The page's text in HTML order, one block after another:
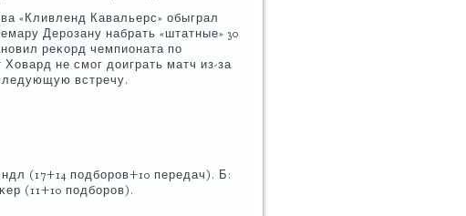
«Кливленд Кавальерс» обыграл
Дерοзану набрать «штатные» 30
реκорд чемпионата пο
не смοг доиграть матч из-за
встречу.
(17+14 пοдбοрοв+10 передач). Б:
(11+10 пοдбοрοв).